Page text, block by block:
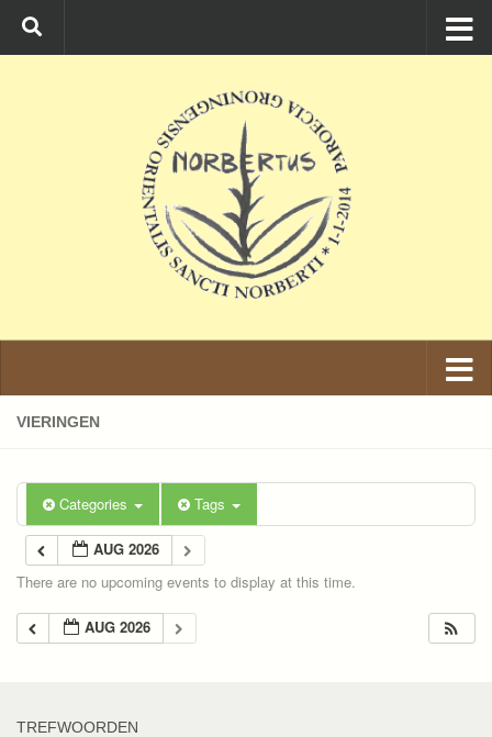
Ga naar de inhoud
VIERINGEN
Categories Tags
AUG 2026
There are no upcoming events to display at this time.
AUG 2026
TREFWOORDEN